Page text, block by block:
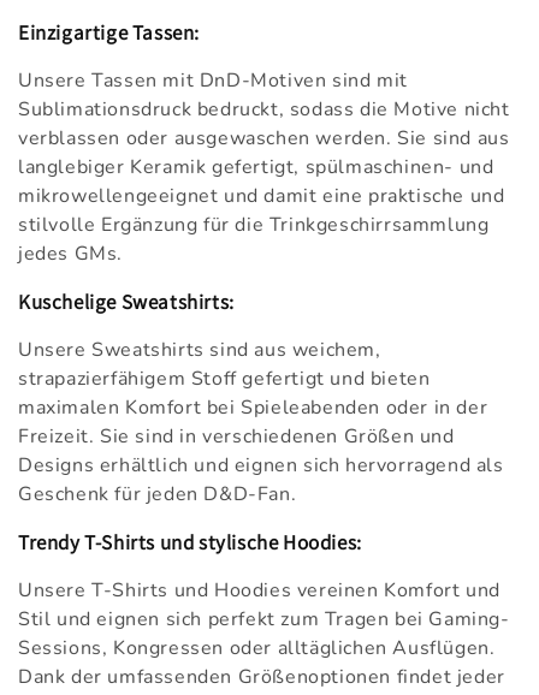
Einzigartige Tassen:
Unsere Tassen mit DnD-Motiven sind mit
Sublimationsdruck bedruckt, sodass die Motive nicht
verblassen oder ausgewaschen werden. Sie sind aus
langlebiger Keramik gefertigt, spülmaschinen- und
mikrowellengeeignet und damit eine praktische und
stilvolle Ergänzung für die Trinkgeschirrsammlung
jedes GMs.
Kuschelige Sweatshirts:
Unsere Sweatshirts sind aus weichem,
strapazierfähigem Stoff gefertigt und bieten
maximalen Komfort bei Spieleabenden oder in der
Freizeit. Sie sind in verschiedenen Größen und
Designs erhältlich und eignen sich hervorragend als
Geschenk für jeden D&D-Fan.
Trendy T-Shirts und stylische Hoodies:
Unsere T-Shirts und Hoodies vereinen Komfort und
Stil und eignen sich perfekt zum Tragen bei Gaming-
Sessions, Kongressen oder alltäglichen Ausflügen.
Dank der umfassenden Größenoptionen findet jeder